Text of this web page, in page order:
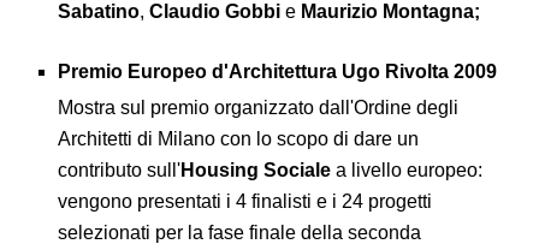
Sabatino, Claudio Gobbie Maurizio Montagna;
Premio Europeo d'Architettura Ugo Rivolta 2009
Mostra sul premio organizzato dall'Ordine degli
Architetti di Milano con lo scopo di dare un
contributo sull'Housing Sociale a livello europeo:
vengono presentati i 4 finalisti e i 24 progetti
selezionati per la fase finale della seconda